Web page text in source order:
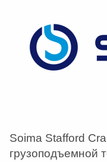
Soima Stafford
грузоподъемной